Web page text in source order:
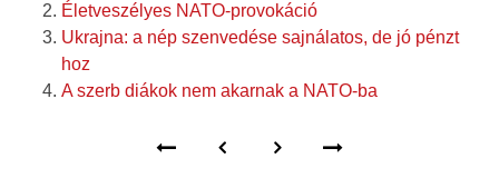
Életveszélyes NATO-provokáció
Ukrajna: a nép szenvedése sajnálatos, de jó pénzt
hoz
A szerb diákok nem akarnak a NATO-ba